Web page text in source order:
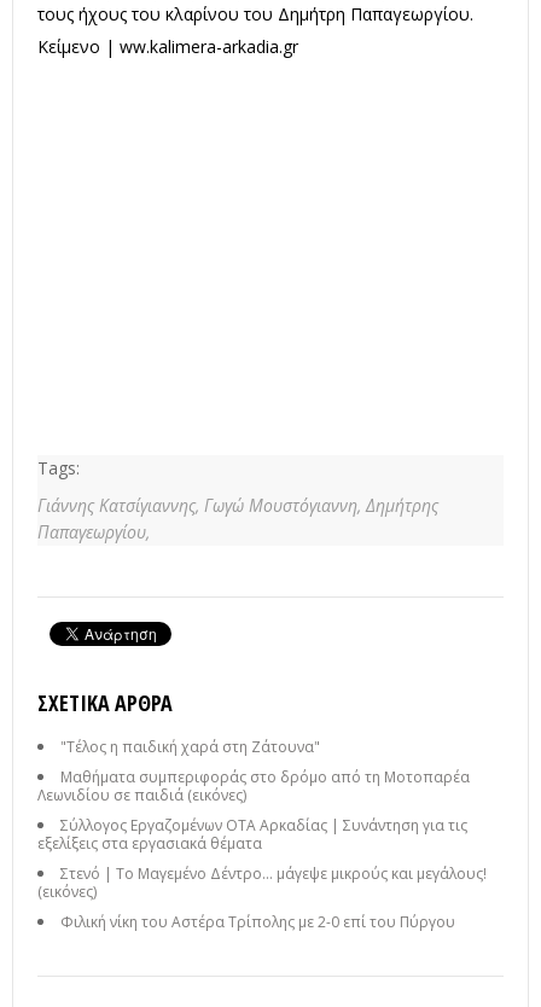
τους ήχους του κλαρίνου του Δημήτρη Παπαγεωργίου.
Κείμενο | ww.kalimera-arkadia.gr
Tags:
Γιάννης Κατσίγιαννης, Γωγώ Μουστόγιαννη,Δημήτρης
Παπαγεωργίου,
ΣΧΕΤΙΚΆ ΆΡΘΡΑ
"Τέλος η παιδική χαρά στη Ζάτουνα"
Μαθήματα συμπεριφοράς στο δρόμο από τη Μοτοπαρέα
Λεωνιδίου σε παιδιά (εικόνες)
Σύλλογος Εργαζομένων ΟΤΑ Αρκαδίας | Συνάντηση για τις
εξελίξεις στα εργασιακά θέματα
Στενό | Το Μαγεμένο Δέντρο… μάγεψε μικρούς και μεγάλους!
(εικόνες)
Φιλική νίκη του Αστέρα Τρίπολης με 2-0 επί του Πύργου